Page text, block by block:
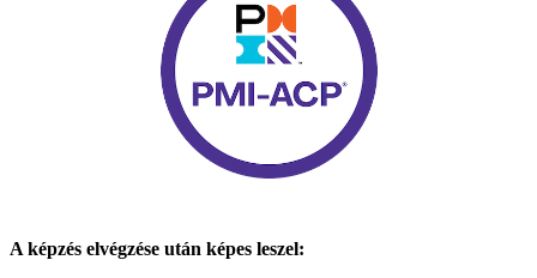
A képzés elvégzése után képes leszel: